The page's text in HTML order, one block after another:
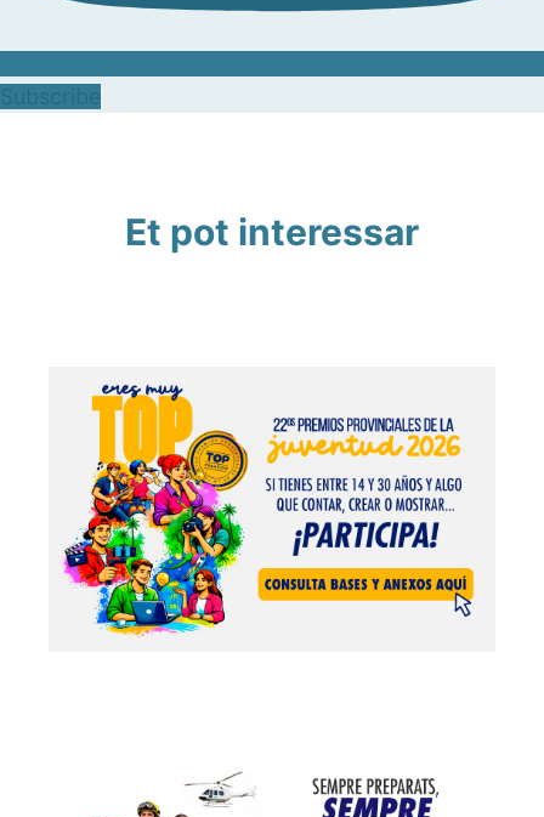
Et pot interessar